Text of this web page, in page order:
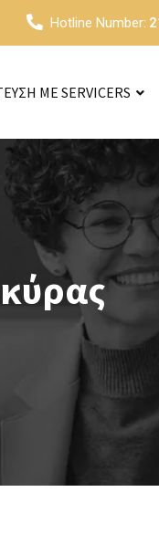
Hotline Number:
ΜΕ SERVICERS